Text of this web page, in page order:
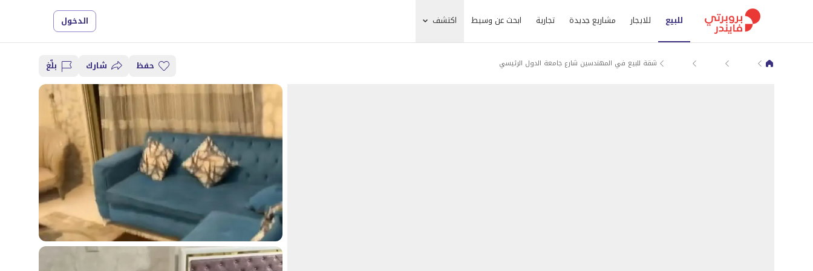
للبيع للايجار مشاريع جديدة تجارية ابحث عن وسيط اكتشف الدخول
شقق للبيع في الجيزة
المهندسين شارع جامعة الدول العربية
شقة للبيع في المهندسين شارع جامعة الدول الرئيسي حفظ شارك بلِّغ